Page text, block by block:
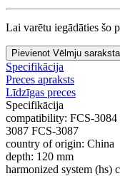
Lai varētu iegādāties šo
Pievienot Vēlmju
Specifikācija
Preces apraksts
Līdzīgas preces
Specifikācija
compatibility: FCS-
3087 FCS-3087
country of origin: China
depth: 120 mm
harmonized system (hs)